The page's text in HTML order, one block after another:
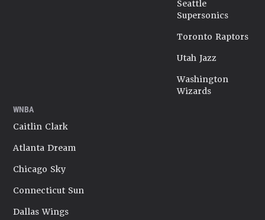
Seattle
Supersonics
Toronto Raptors
Utah Jazz
Washington
Wizards
WNBA
Caitlin Clark
Atlanta Dream
Chicago Sky
Connecticut Sun
Dallas Wings